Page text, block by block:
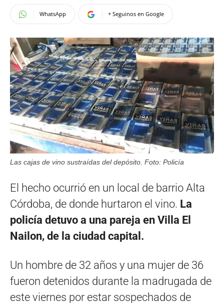
WhatsApp + Seguinos en Google
Las cajas de vino sustraídas del depósito. Foto: Policía
El hecho ocurrió en un local de barrio Alta
Córdoba, de donde hurtaron el vino. La
policía detuvo a una pareja en Villa El
Nailon, de la ciudad capital.
Un hombre de 32 años y una mujer de 36
fueron detenidos durante la madrugada de
este viernes por estar sospechados de